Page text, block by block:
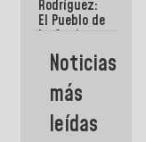
Rodríguez:
El Pueblo de
La Guaira
siempre
estará
acompañada
por el
Gobierno
Nacional
Noticias
más
leídas